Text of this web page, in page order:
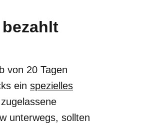
von 20 Tagen
ein spezielles
unterwegs, sollten